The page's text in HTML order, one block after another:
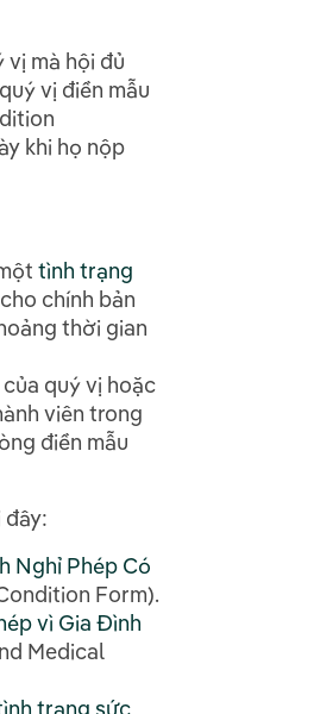
mà hội đủ
vị điền mẫu
khi họ nộp
tình trạng
chính bản
thời gian
quý vị hoặc
viên trong
điền mẫu
Nghỉ Phép Có
Form).
vì Gia Đình
Medical